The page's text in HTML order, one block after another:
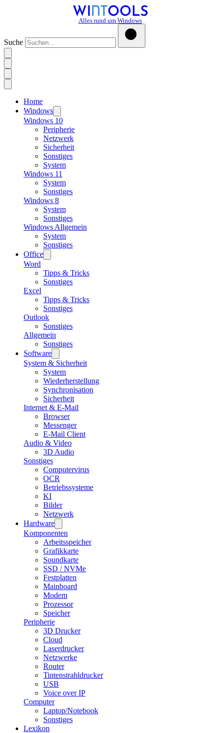
Alles rund um Windows
Suche
Home
Windows
Windows 10
Peripherie
Netzwerk
Sicherheit
Sonstiges
System
Windows 11
System
Sonstiges
Windows 8
System
Sonstiges
Windows Allgemein
System
Sonstiges
Office
Word
Tipps & Tricks
Sonstiges
Excel
Tipps & Tricks
Sonstiges
Outlook
Sonstiges
Allgemein
Sonstiges
Software
System & Sicherheit
System
Wiederherstellung
Synchronisation
Sicherheit
Internet & E-Mail
Browser
Messenger
E-Mail Client
Audio & Video
3D Audio
Sonstiges
Computervirus
OCR
Betriebssysteme
KI
Bilder
Netzwerk
Hardware
Komponenten
Arbeitsspeicher
Grafikkarte
Soundkarte
SSD / NVMe
Festplatten
Mainboard
Modem
Prozessor
Speicher
Peripherie
3D Drucker
Cloud
Laserdrucker
Netzwerke
Router
Tintenstrahldrucker
USB
Voice over IP
Computer
Laptop/Notebook
Sonstiges
Lexikon